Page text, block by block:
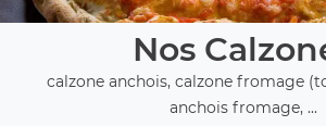
Nos
calzone anchois, calzone fromage
anchois fromage, ...